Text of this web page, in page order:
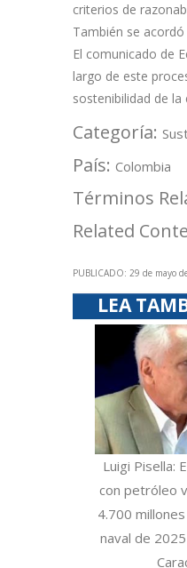
criterios de
También se
El comunicado de
largo de este
sostenibilidad de
Categoría:
País: Colombia
Términos
Related
PUBLICADO: 29 de mayo
LEA
Luigi Pisella:
con petróleo
4.700
naval de